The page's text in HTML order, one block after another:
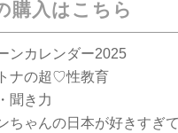
購入はこちら
ンカレンダー2025
ナの超♡性教育
聞き力
ちゃんの日本が好きすぎ